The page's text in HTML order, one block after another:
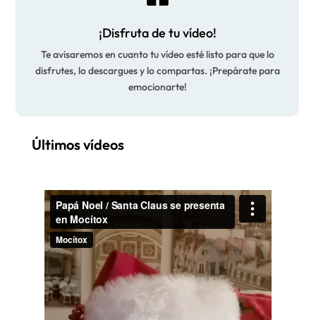
¡Disfruta de tu vídeo!
Te avisaremos en cuanto tu vídeo esté listo para que lo
disfrutes, lo descargues y lo compartas. ¡Prepárate para
emocionarte!
Últimos vídeos